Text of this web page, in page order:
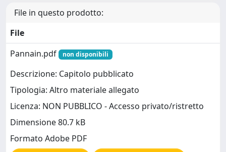
File in questo prodotto:
File
Pannain.pdf
non disponibili
Descrizione: Capitolo pubblicato
Tipologia: Altro materiale allegato
Licenza: NON PUBBLICO - Accesso privato/ristretto
Dimensione 80.7 kB
Formato Adobe PDF